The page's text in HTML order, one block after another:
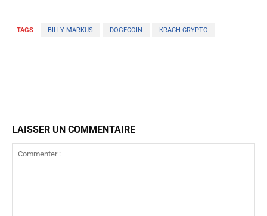
TAGS BILLY MARKUS DOGECOIN KRACH CRYPTO
LAISSER UN COMMENTAIRE